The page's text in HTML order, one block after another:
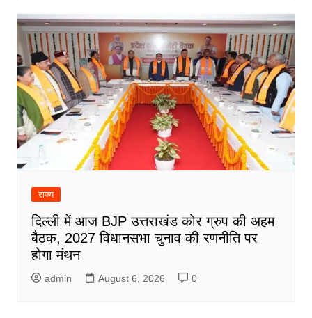
राज्य
दिल्ली में आज BJP उत्तराखंड कोर ग्रुप की अहम
बैठक, 2027 विधानसभा चुनाव की रणनीति पर
होगा मंथन
admin August 6, 2026 0